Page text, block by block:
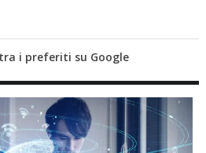
i preferiti su Google